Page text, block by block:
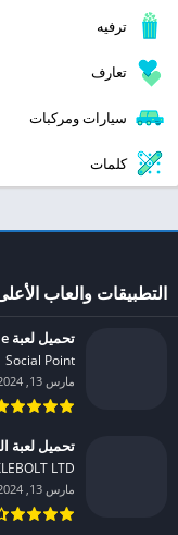
ترفيه
تعارف
سيارات ومركبات
كلمات
التطبيقات والعاب
تحميل لعبة Dragon City Mobile مهكرة للاندرويد 2024
Social Point‏
مارس 13, 2024
تحميل لعبة المواجهة 2
LTD‏
مارس 13, 2024